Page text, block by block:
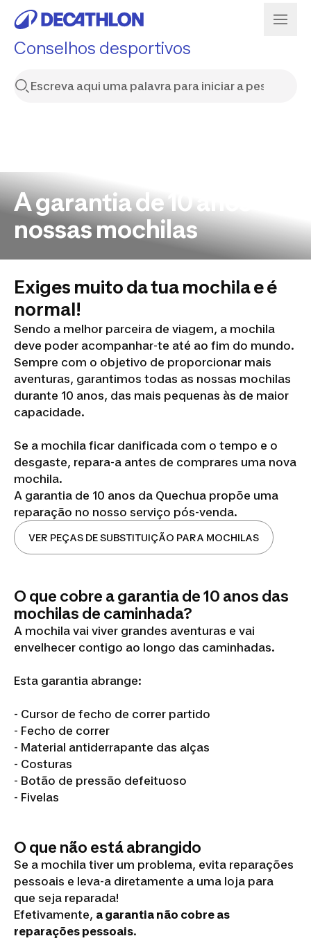
Conselhos desportivos
A garantia de 10 anos das
nossas mochilas
Exiges muito da tua mochila e é
normal!
Sendo a melhor parceira de viagem, a mochila
deve poder acompanhar-te até ao fim do mundo.
Sempre com o objetivo de proporcionar mais
aventuras, garantimos todas as nossas mochilas
durante 10 anos, das mais pequenas às de maior
capacidade.
Se a mochila ficar danificada com o tempo e o
desgaste, repara-a antes de comprares uma nova
mochila.
A garantia de 10 anos da Quechua propõe uma
reparação no nosso serviço pós-venda.
VER PEÇAS DE SUBSTITUIÇÃO PARA MOCHILAS
O que cobre a garantia de 10 anos das
mochilas de caminhada?
A mochila vai viver grandes aventuras e vai
envelhecer contigo ao longo das caminhadas.
Esta garantia abrange:
- Cursor de fecho de correr partido
- Fecho de correr
- Material antiderrapante das alças
- Costuras
- Botão de pressão defeituoso
- Fivelas
O que não está abrangido
Se a mochila tiver um problema, evita reparações
pessoais e leva-a diretamente a uma loja para
que seja reparada!
Efetivamente, a garantia não cobre as
reparações pessoais.